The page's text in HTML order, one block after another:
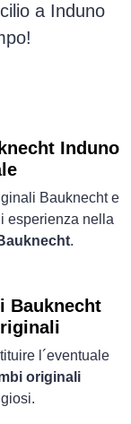
a Induno
Induno
Bauknecht e
esperienza nella
.
Bauknecht
l´eventuale
originali